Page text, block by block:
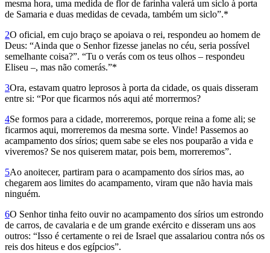
mesma hora, uma medida de flor de farinha valerá um siclo à porta
de Samaria e duas medidas de cevada, também um siclo”.*
2O oficial, em cujo braço se apoiava o rei, respondeu ao homem de
Deus: “Ainda que o Senhor fizesse janelas no céu, seria possível
semelhante coisa?”. “Tu o verás com os teus olhos – respondeu
Eliseu –, mas não comerás.”*
3Ora, estavam quatro leprosos à porta da cidade, os quais disseram
entre si: “Por que ficarmos nós aqui até morrermos?
4Se formos para a cidade, morreremos, porque reina a fome ali; se
ficarmos aqui, morreremos da mesma sorte. Vinde! Passemos ao
acampamento dos sírios; quem sabe se eles nos pouparão a vida e
viveremos? Se nos quiserem matar, pois bem, morreremos”.
5Ao anoitecer, partiram para o acampamento dos sírios mas, ao
chegarem aos limites do acampamento, viram que não havia mais
ninguém.
6O Senhor tinha feito ouvir no acampamento dos sírios um estrondo
de carros, de cavalaria e de um grande exército e disseram uns aos
outros: “Isso é certamente o rei de Israel que assalariou contra nós os
reis dos hiteus e dos egípcios”.